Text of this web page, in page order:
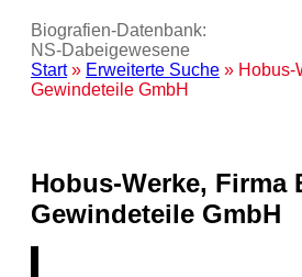
Biografien-Datenbank:
NS‑Dabeigewesene
Start» Erweiterte Suche » Hobus-
Gewindeteile GmbH
Hobus-Werke, Firma
Gewindeteile GmbH